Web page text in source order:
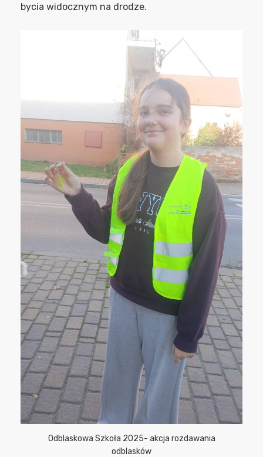
bycia widocznym na drodze.
Odblaskowa Szkoła 2025- akcja rozdawania
odblasków